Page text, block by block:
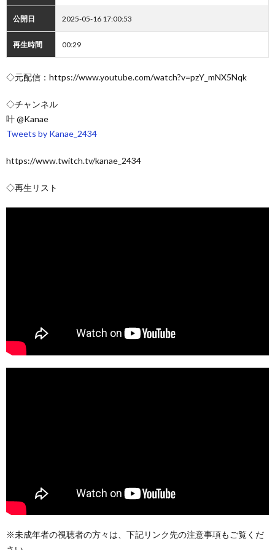
公開日 2025-05-16 17:00:53
再生時間 00:29
◇元配信：https://www.youtube.com/watch?v=pzY_mNX5Nqk
◇チャンネル
叶 @Kanae
Tweets by Kanae_2434
https://www.twitch.tv/kanae_2434
◇再生リスト
※未成年者の視聴者の方々は、下記リンク先の注意事項もご覧くだ